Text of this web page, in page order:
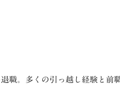
職。多くの引っ越し経験と前